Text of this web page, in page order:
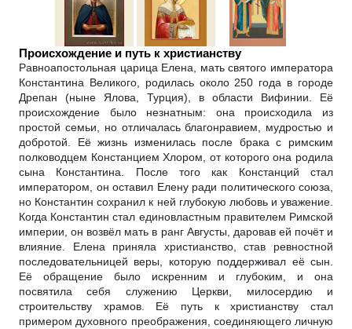
Происхождение и путь к христианству
Равноапостольная царица Елена, мать святого императора
Константина Великого, родилась около 250 года в городе
Дрепан (ныне Ялова, Турция), в области Вифинии. Её
происхождение было незнатным: она происходила из
простой семьи, но отличалась благонравием, мудростью и
добротой. Её жизнь изменилась после брака с римским
полководцем Констанцием Хлором, от которого она родила
сына Константина. После того как Констанций стал
императором, он оставил Елену ради политического союза,
но Константин сохранил к ней глубокую любовь и уважение.
Когда Константин стал единовластным правителем Римской
империи, он возвёл мать в ранг Августы, даровав ей почёт и
влияние. Елена приняла христианство, став ревностной
последовательницей веры, которую поддерживал её сын.
Её обращение было искренним и глубоким, и она
посвятила себя служению Церкви, милосердию и
строительству храмов. Её путь к христианству стал
примером духовного преображения, соединяющего личную